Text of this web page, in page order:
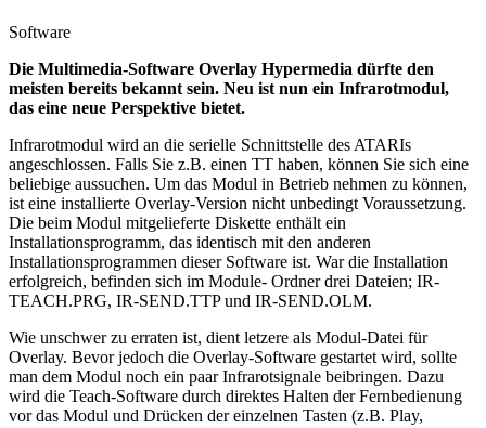
Software
Die Multimedia-Software Overlay Hypermedia dürfte den
meisten bereits bekannt sein. Neu ist nun ein Infrarotmodul,
das eine neue Perspektive bietet.
Infrarotmodul wird an die serielle Schnittstelle des ATARIs
angeschlossen. Falls Sie z.B. einen TT haben, können Sie sich eine
beliebige aussuchen. Um das Modul in Betrieb nehmen zu können,
ist eine installierte Overlay-Version nicht unbedingt Voraussetzung.
Die beim Modul mitgelieferte Diskette enthält ein
Installationsprogramm, das identisch mit den anderen
Installationsprogrammen dieser Software ist. War die Installation
erfolgreich, befinden sich im Module- Ordner drei Dateien; IR-
TEACH.PRG, IR-SEND.TTP und IR-SEND.OLM.
Wie unschwer zu erraten ist, dient letzere als Modul-Datei für
Overlay. Bevor jedoch die Overlay-Software gestartet wird, sollte
man dem Modul noch ein paar Infrarotsignale beibringen. Dazu
wird die Teach-Software durch direktes Halten der Fernbedienung
vor das Modul und Drücken der einzelnen Tasten (z.B. Play,